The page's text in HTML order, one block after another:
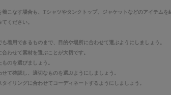
こなす場合も、Tシャツやタンクトップ、ジャケットなどのアイテム
ください。
着用できるものまで、目的や場所に合わせて選ぶようにしましょう。
わせて素材を選ぶことが大切です。
のを選びましょう。
て確認し、適切なものを選ぶようにしましょう。
イリングに合わせてコーディネートするようにしましょう。